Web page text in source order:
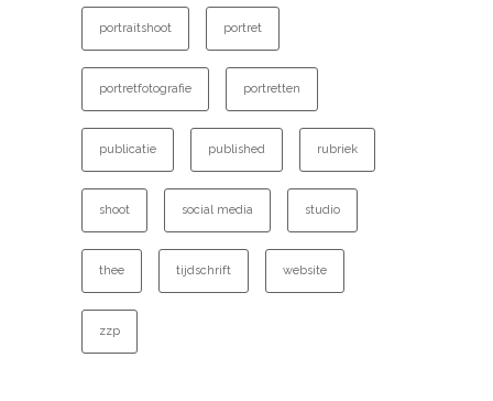
portraitshoot portret
portretfotografie portretten
publicatie published rubriek
shoot social media studio
thee tijdschrift website
zzp